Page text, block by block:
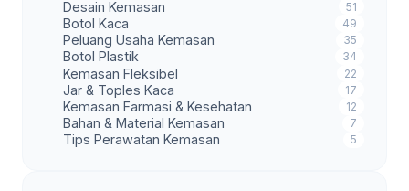
Desain Kemasan 51
Botol Kaca 49
Peluang Usaha Kemasan 35
Botol Plastik 34
Kemasan Fleksibel 22
Jar & Toples Kaca 17
Kemasan Farmasi & Kesehatan 12
Bahan & Material Kemasan 7
Tips Perawatan Kemasan 5